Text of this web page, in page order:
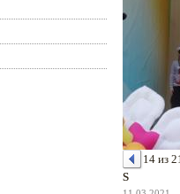
14 из
S